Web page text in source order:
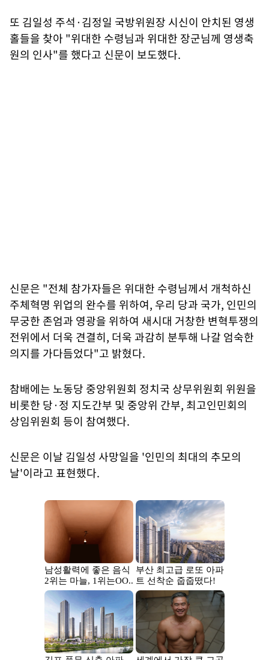
또 김일성 주석·김정일 국방위원장 시신이 안치된 영생
홀들을 찾아 "위대한 수령님과 위대한 장군님께 영생축
원의 인사"를 했다고 신문이 보도했다.
신문은 "전체 참가자들은 위대한 수령님께서 개척하신
주체혁명 위업의 완수를 위하여, 우리 당과 국가, 인민의
무궁한 존엄과 영광을 위하여 새시대 거창한 변혁투쟁의
전위에서 더욱 견결히, 더욱 과감히 분투해 나갈 엄숙한
의지를 가다듬었다"고 밝혔다.
참배에는 노동당 중앙위원회 정치국 상무위원회 위원을
비롯한 당·정 지도간부 및 중앙위 간부, 최고인민회의
상임위원회 등이 참여했다.
신문은 이날 김일성 사망일을 '인민의 최대의 추모의
날'이라고 표현했다.